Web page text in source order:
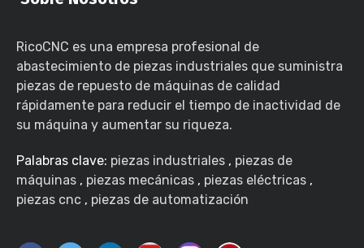
RicoCNC es una empresa profesional de
abastecimiento de piezas industriales que suministra
piezas de repuesto de máquinas de calidad
rápidamente para reducir el tiempo de inactividad de
su máquina y aumentar su riqueza.
Palabras clave: piezas industriales , piezas de
máquinas , piezas mecánicas , piezas eléctricas ,
piezas cnc , piezas de automatización